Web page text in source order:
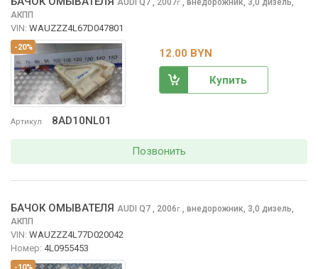
-20%
Артикул 8AD10NL01
г.
АКПП
VIN: WAUZZZ4L67D047801
12.00 BYN
Купить
Позвонить
-10%
БАЧОК ОМЫВАТЕЛЯ AUDI Q7 , 2006г.
внедорожник, 3,0 дизель,
АКПП
VIN: WAUZZZ4L77D020042
Номер: 4L0955453